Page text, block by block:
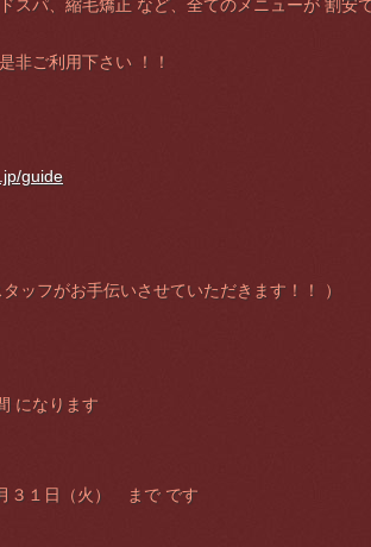
スパ、縮毛矯正 など、全てのメニューが 割
非ご利用下さい ！！
guide
ッフがお手伝いさせていただきます！！ ）
になります
３１日（火） まで です